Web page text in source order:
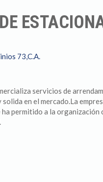
73,C.A.
servicios de
en el mercado.La
permitido a la